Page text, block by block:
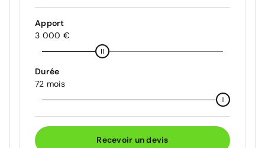
Apport
3 000 €
Durée
72 mois
Recevoir un devis